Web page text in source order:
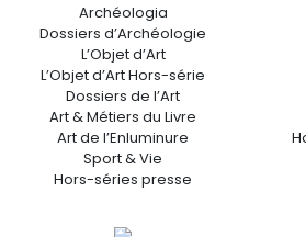
Archéologia
Dossiers d’Archéologie
L’Objet d’Art
L’Objet d’Art Hors-série
Dossiers de l’Art
Art & Métiers du Livre
Art de l’Enluminure
Sport & Vie
Hors-séries presse